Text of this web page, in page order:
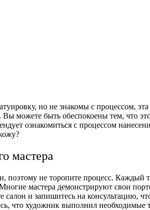
но не знакомы с процессом,
Вы можете быть обеспокоены тем, что
ознакомиться с процессом
мастера
поэтому не торопите процесс.
мастера демонстрируют свои
и запишитесь на консультацию,
что художник выполнил необходимые